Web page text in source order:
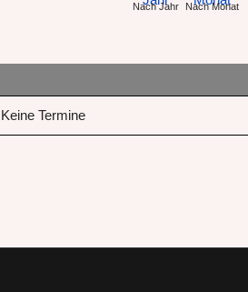
Nach Jahr Nach Monat
Keine Termine